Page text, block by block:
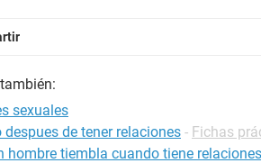
sexuales
despues de tener relaciones - Fichas
hombre tiembla cuando tiene relaciones